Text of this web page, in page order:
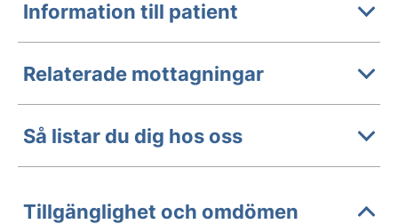
Information till patient
Relaterade mottagningar
Så listar du dig hos oss
Tillgänglighet och omdömen